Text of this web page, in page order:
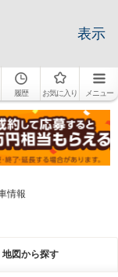
表示
履歴 お気に入り メニュー
情報
地図から探す